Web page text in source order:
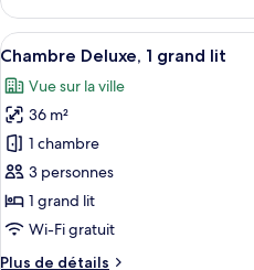
une
place,
accès
piscine,
vue
ville
(Pool
Access)
le
type
de
Chambre
Deluxe,
lits
une
place,
accès
piscine,
Afficher
toutes
les
photos
pour
ce
type
de
chambre :
4
Chambre Deluxe, 1 grand lit
Vue sur la ville
36 m²
1 chambre
3 personnes
1 grand lit
Wi-Fi gratuit
Plus de détails
Plus